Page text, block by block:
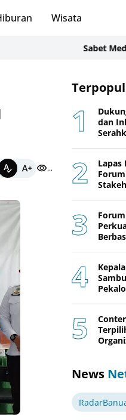
Wisata
Sabet Medali
...
dan
Lapas
News